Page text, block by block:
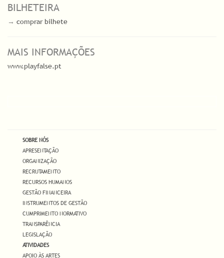
BILHETEIRA
→ comprar bilhete
MAIS INFORMAÇÕES
www.playfalse.pt
SOBRE NÓS
APRESENTAÇÃO
ORGANIZAÇÃO
RECRUTAMENTO
RECURSOS HUMANOS
GESTÃO FINANCEIRA
INSTRUMENTOS DE GESTÃO
CUMPRIMENTO NORMATIVO
TRANSPARÊNCIA
LEGISLAÇÃO
ATIVIDADES
APOIO ÀS ARTES